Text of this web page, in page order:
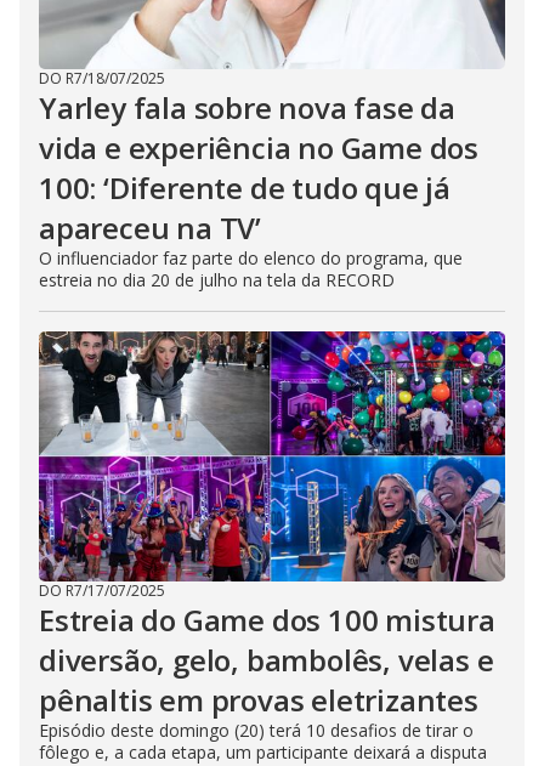
DO R7/18/07/2025
Yarley fala sobre nova fase da
vida e experiência no Game dos
100: ‘Diferente de tudo que já
apareceu na TV’
O influenciador faz parte do elenco do programa, que
estreia no dia 20 de julho na tela da RECORD
DO R7/17/07/2025
Estreia do Game dos 100 mistura
diversão, gelo, bambolês, velas e
pênaltis em provas eletrizantes
Episódio deste domingo (20) terá 10 desafios de tirar o
fôlego e, a cada etapa, um participante deixará a disputa